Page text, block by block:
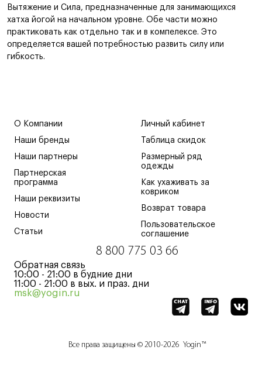
Вытяжение и Сила, предназначенные для занимающихся
хатха йогой на начальном уровне. Обе части можно
практиковать как отдельно так и в компелексе. Это
определяется вашей потребностью развить силу или
гибкость.
О Компании
Наши бренды
Наши партнеры
Партнерская
программа
Наши реквизиты
Новости
Статьи
Личный кабинет
Таблица скидок
Размерный ряд
одежды
Как ухаживать за
ковриком
Возврат товара
Пользовательское
соглашение
8 800 775 03 66
Обратная связь
10:00 - 21:00 в будние дни
11:00 - 21:00 в вых. и праз. дни
msk@yogin.ru
Все права защищены © 2010-2026 Yogin™